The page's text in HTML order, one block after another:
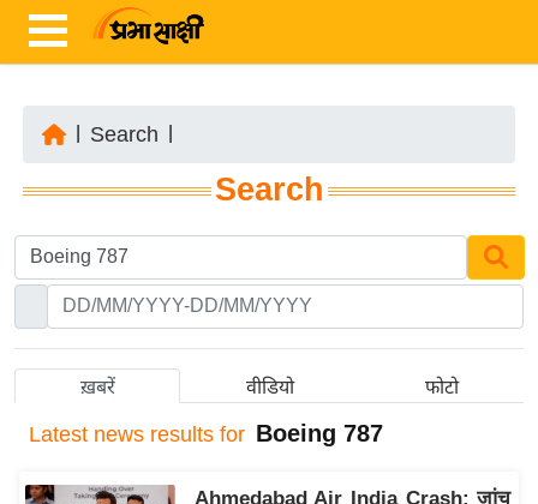
ज़ा
ख
र
ष्ट्री
अं
Search
Search
ख़बरें वीडियो फोटो
Latest news results for Boeing 787
Ahmedabad Air India Crash: जांच